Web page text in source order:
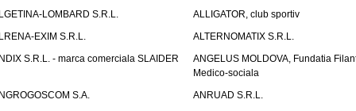
LOMBARD S.R.L.
ALLIGATOR, club sportiv
EXIM S.R.L.
ALTERNOMATIX S.R.L.
S.R.L. - marca comerciala SLAIDER
ANGELUS MOLDOVA, Fundatia
Medico-sociala
S.A.
ANRUAD S.R.L.